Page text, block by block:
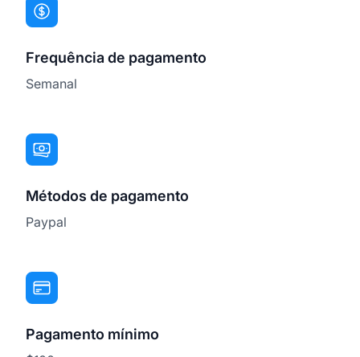
Frequência de pagamento
Semanal
Métodos de pagamento
Paypal
Pagamento mínimo